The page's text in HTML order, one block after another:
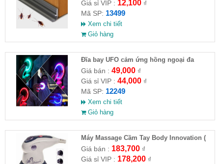
Giá sỉ VIP : 12,100₫
Mã SP: 13499
Xem chi tiết
Giỏ hàng
Đĩa bay UFO cảm ứng hồng ngoại đa
chiều tự động bay về
Giá bán : 49,000₫
Giá sỉ VIP : 44,000₫
Mã SP: 12249
Xem chi tiết
Giỏ hàng
Máy Massage Cầm Tay Body Innovation (
HĐ )
Giá bán : 183,700₫
Giá sỉ VIP : 178,200₫